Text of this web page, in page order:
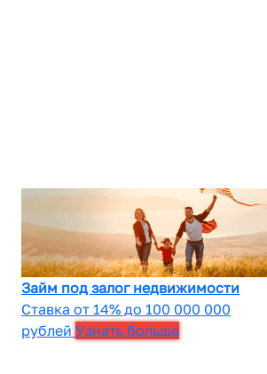
Займ под залог недвижимости
Ставка от 14% до 100 000 000
рублей Узнать больше